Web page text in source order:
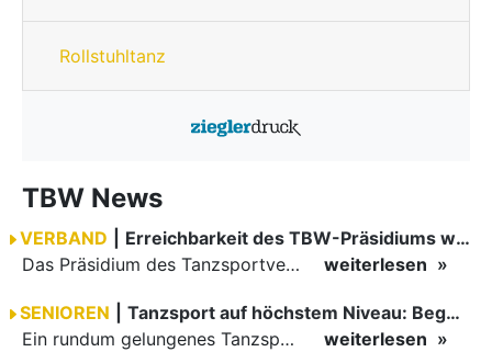
Rollstuhltanz
TBW News
VERBAND
Erreichbarkeit des TBW-Präsidiums während der GOC 2026
Das Präsidium des Tanzsportverbandes Baden-Württemberg (TBW) ist in der Zeit vom 09.08.2026 bis einschließlich 16.08.2026 nicht erreichbar. Da alle Präsidiumsmitglieder vor Ort bei den German Open…
weiterlesen
SENIOREN
Tanzsport auf höchstem Niveau: Begeisterung bei den Turnieren in…
Ein rundum gelungenes Tanzsport-Wochenende liegt hinter den Paaren und Organisatoren in Enzklösterle. Am 1. und 2. August 2026 verwandelte sich die Festhalle wieder in einen lebendigen Mittelpunkt des…
weiterlesen